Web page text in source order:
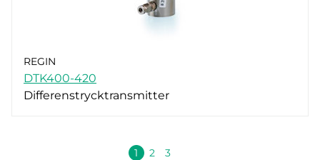
REGIN
DTK400-420
Differenstrycktransmitter
1 2 3